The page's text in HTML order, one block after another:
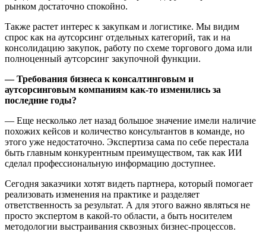
рынком достаточно спокойно.
Также растет интерес к закупкам и логистике. Мы видим
спрос как на аутсорсинг отдельных категорий, так и на
консолидацию закупок, работу по схеме торгового дома или
полноценный аутсорсинг закупочной функции.
— Требования бизнеса к консалтинговым и
аутсорсинговым компаниям как-то изменились за
последние годы?
— Еще несколько лет назад большое значение имели наличие
похожих кейсов и количество консультантов в команде, но
этого уже недостаточно. Экспертиза сама по себе перестала
быть главным конкурентным преимуществом, так как ИИ
сделал профессиональную информацию доступнее.
Сегодня заказчики хотят видеть партнера, который помогает
реализовать изменения на практике и разделяет
ответственность за результат. А для этого важно являться не
просто экспертом в какой-то области, а быть носителем
методологии выстраивания сквозных бизнес-процессов.